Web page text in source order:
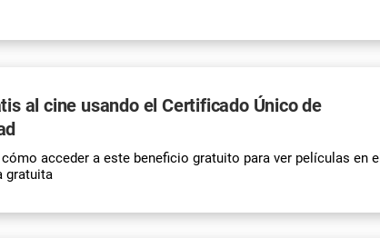
al cine usando el Certificado Único de
acceder a este beneficio gratuito para ver películas en el
gratuita